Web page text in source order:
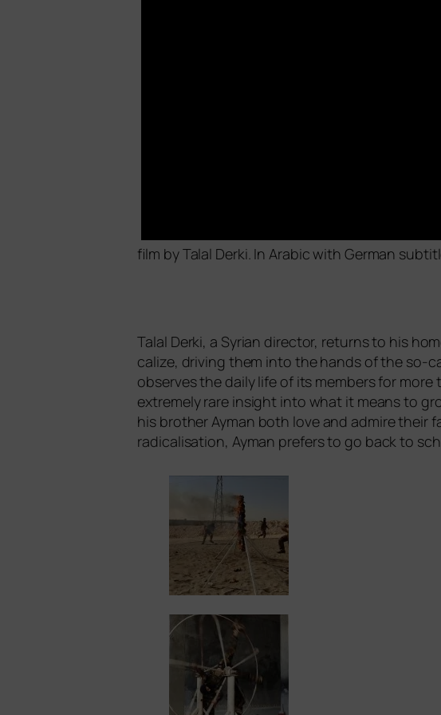
film by Talal Derki. In Arabic with German
Talal Derki, a Syrian direc­tor, returns to his
cal­i­ze, dri­ving them into the hands of the so-
obser­ves the dai­ly life of its mem­bers for
extre­me­ly rare insight into what it means to
his brot­her Ayman both love and admi­re their
radi­cal­i­sa­ti­on, Ayman pre­fers to go back to